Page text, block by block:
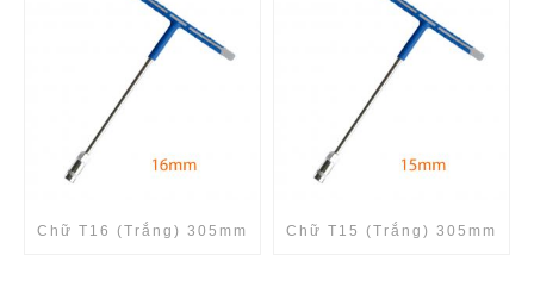
Chữ T16 (Trắng) 305mm Chữ T15 (Trắng) 305mm